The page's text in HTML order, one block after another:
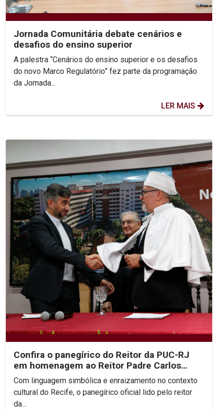
Jornada Comunitária debate cenários e
desafios do ensino superior
A palestra “Cenários do ensino superior e os desafios
do novo Marco Regulatório” fez parte da programação
da Jornada...
LER MAIS
Confira o panegírico do Reitor da PUC-RJ
em homenagem ao Reitor Padre Carlos
Fritzen
Com linguagem simbólica e enraizamento no contexto
cultural do Recife, o panegírico oficial lido pelo reitor
da...